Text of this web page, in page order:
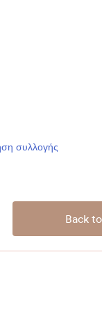
συλλογής
Back